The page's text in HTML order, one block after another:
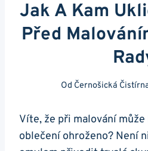
Jak A Kam
Před
Od Černošická
Víte, že při malování
oblečení ohroženo? Není